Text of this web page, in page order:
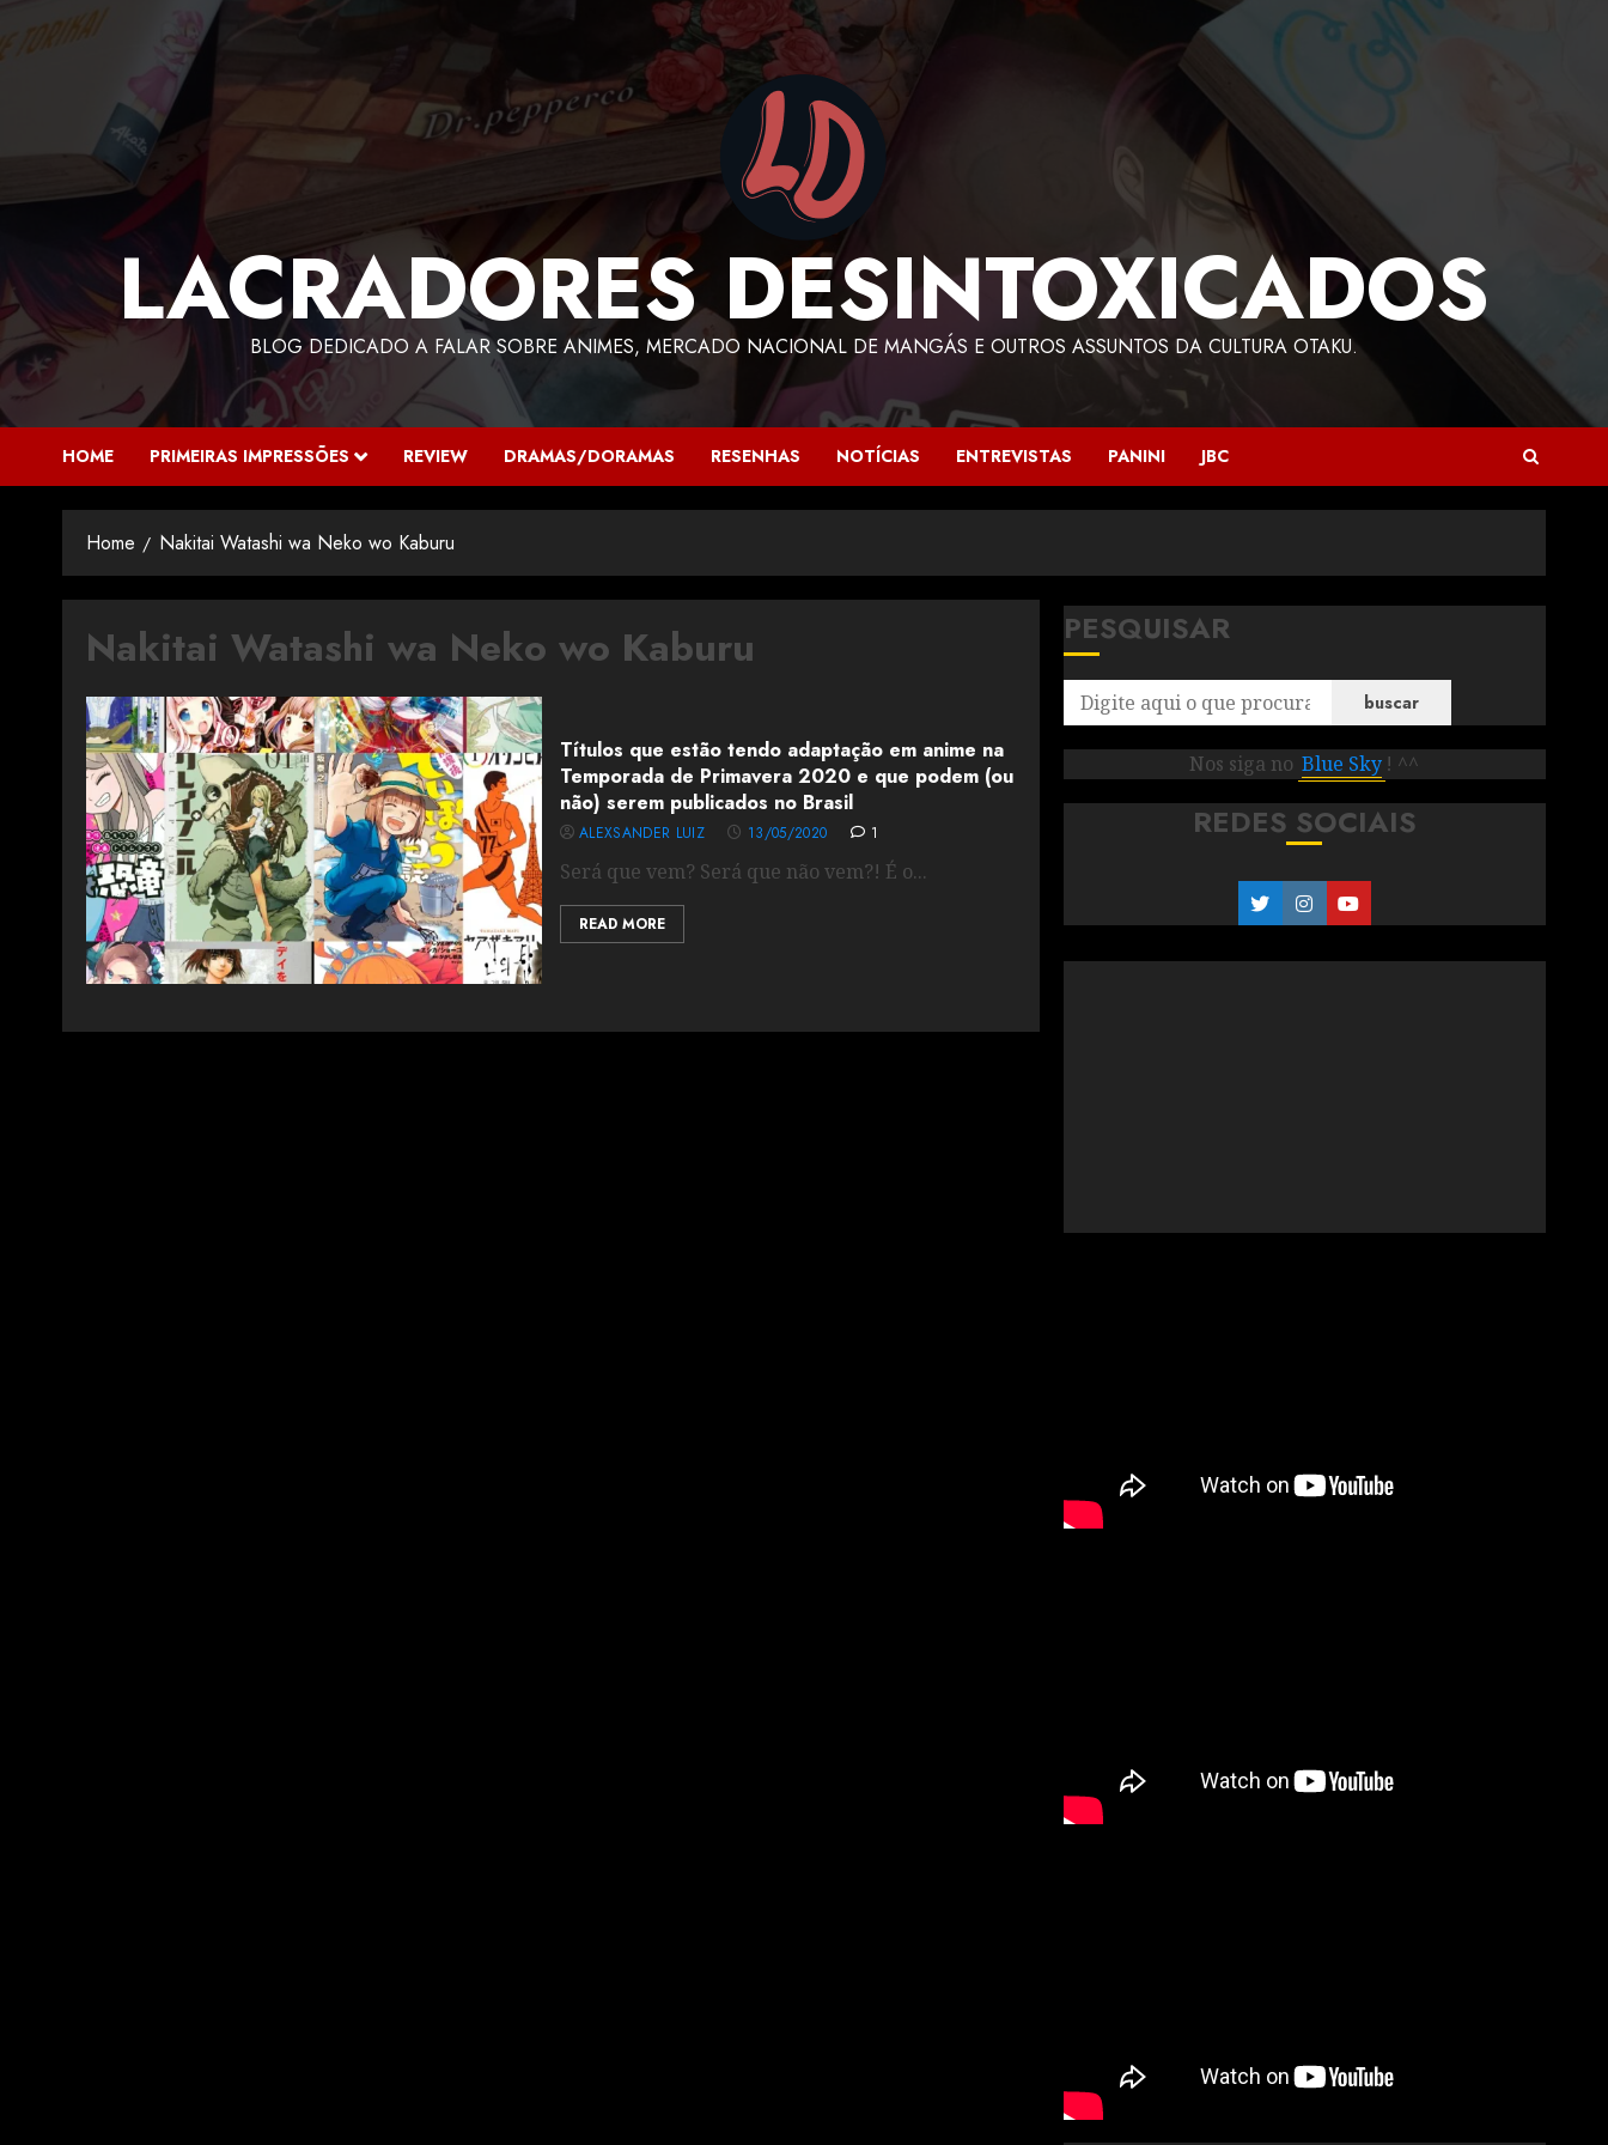
LACRADORES DESINTOXICADOS
BLOG DEDICADO A FALAR SOBRE ANIMES, MERCADO NACIONAL DE MANGÁS E OUTROS ASSUNTOS DA CULTURA OTAKU.
HOME PRIMEIRAS IMPRESSÕES REVIEW DRAMAS/DORAMAS RESENHAS NOTÍCIAS ENTREVISTAS PANINI JBC
Home Nakitai Watashi wa Neko wo Kaburu
Nakitai Watashi wa Neko wo Kaburu
Títulos que estão tendo adaptação em anime na
Temporada de Primavera 2020 e que podem (ou
não) serem publicados no Brasil
ALEXSANDER LUIZ 13/05/2020 1
Será que vem? Será que não vem?! É o...
READ MORE
PESQUISAR
buscar
Nos siga no Blue Sky ! ^^
REDES SOCIAIS